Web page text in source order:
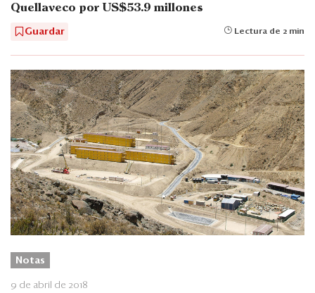
Quellaveco por US$53.9 millones
Guardar Lectura de 2 min
Notas
9 de abril de 2018